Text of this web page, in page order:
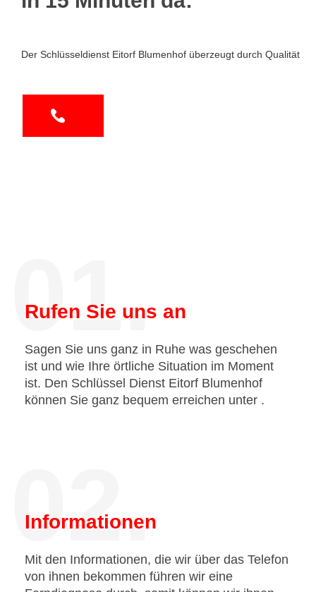
Der Schlüsseldienst Eitorf Blumenhof überzeugt durch Qualität
01.
Rufen Sie uns an
Sagen Sie uns ganz in Ruhe was geschehen
ist und wie Ihre örtliche Situation im Moment
ist. Den Schlüssel Dienst Eitorf Blumenhof
können Sie ganz bequem erreichen unter .
02.
Informationen
Mit den Informationen, die wir über das Telefon
von ihnen bekommen führen wir eine